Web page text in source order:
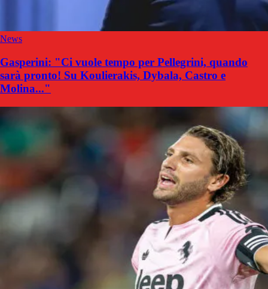
News
Gasperini: "Ci vuole tempo per Pellegrini, quando
sarà pronto! Su Koulierakis, Dybala, Castro e
Molina..."